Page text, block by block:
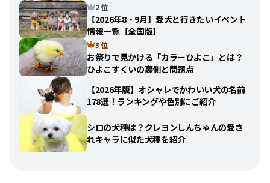
2 位
【2026年8・9月】愛犬と行きたいイベント
情報一覧【全国版】
3 位
お祭りで見かける「カラーひよこ」とは？
ひよこすくいの裏側と問題点
【2026年版】オシャレでかわいい犬の名前
178選！ランキングや色別にご紹介
シロの犬種は？クレヨンしんちゃんの愛さ
れキャラに似た犬種を紹介